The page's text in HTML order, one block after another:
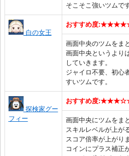
そこそこ強いツムで
白の女王
おすすめ度
画面中央のツムをま
画面中央というより
していきます。
ジャイロ不要、初心
すいツムです。
探検家グー
フィー
おすすめ度
画面中央にツムをま
スキルレベルが上が
スコア倍率が上がり
コインにプラス補正